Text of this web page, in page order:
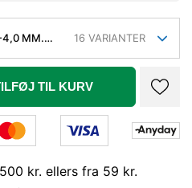
4,0 MM.
16 VARIANTER
TIL KURV
kr. ellers fra 59 kr.